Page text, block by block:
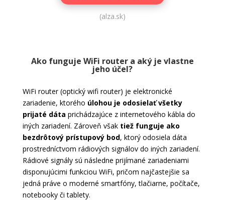
(alza.sk)
Ako funguje WiFi router a aký je vlastne
jeho účel?
WiFi router (optický wifi router) je elektronické
zariadenie, ktorého úlohou je odosielať všetky
prijaté dáta prichádzajúce z internetového kábla do
iných zariadení. Zároveň však tiež funguje ako
bezdrôtový prístupový bod, ktorý odosiela dáta
prostredníctvom rádiových signálov do iných zariadení.
Rádiové signály sú následne prijímané zariadeniami
disponujúcimi funkciou WiFi, pričom najčastejšie sa
jedná práve o moderné smartfóny, tlačiarne, počítače,
notebooky či tablety.